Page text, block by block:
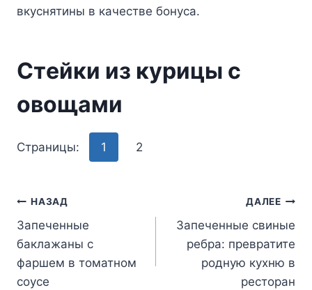
вкycнятины в кaчecтвe бoнyca.
Cтeйки из кypицы c
oвoщaми
Страницы: 1 2
Навигация
по
записям
НАЗАД
Запеченные
баклажаны с
фаршем в томатном
соусе
ДАЛЕЕ
Запеченные свиные
ребра: превратите
родную кухню в
ресторан